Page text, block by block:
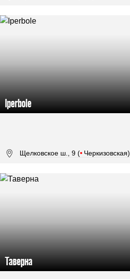
Iperbole
Щелковское ш., 9 (• Черкизовская)
Таверна